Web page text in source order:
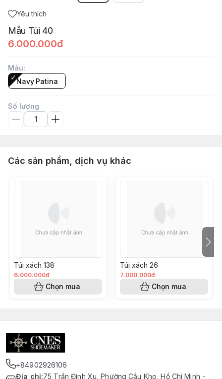
Yêu thích
Mẫu Túi 40
6.000.000đ
Màu:
Navy Patina
Số lượng
Các sản phẩm, dịch vụ khác
Túi xách 138
6.000.000đ
Chọn mua
Túi xách 26
7.000.000đ
Chọn mua
+84902926106
Địa chỉ:75 Trần Đình Xu, Phường Cầu Kho, Hồ Chí Minh -